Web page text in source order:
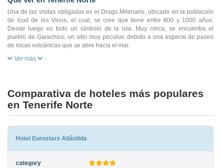
Una de las visitas obligadas es el Drago Milenario, ubicado en la población
de Icod de los Vinos, el cual, se cree que tiene entre 800 y 1000 años.
Desde luego es todo un símbolo de la isla. Muy cerca, se encuentra el
pueblo de Garachico, un sitio muy peculiar, debido a una especie de paseo
de rocas volcánicas que se abre hacia el mar.
Ver más
Comparativa de hoteles más populares
en Tenerife Norte
Hotel Eurostars Atlántida